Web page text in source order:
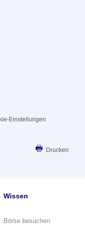
Einstellungen
Drucken
Wissen
Börse besuchen